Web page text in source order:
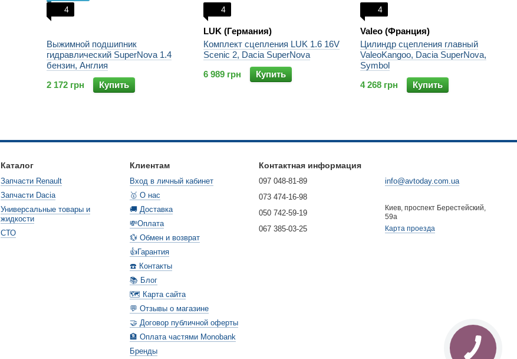
4
Выжимной подшипник
гидравлический SuperNova 1.4
бензин, Англия
2 172 грн
Купить
4
LUK (Германия)
Комплект сцепления LUK 1.6 16V
Scenic 2, Dacia SuperNova
6 989 грн
Купить
4
Valeo (Франция)
Цилиндр сцепления главный
ValeoKangoo, Dacia SuperNova,
Symbol
4 268 грн
Купить
Каталог
Запчасти Renault
Запчасти Dacia
Универсальные товары и
жидкости
СТО
Клиентам
Вход в личный кабинет
🥇 О нас
🚚 Доставка
💸Оплата
💱 Обмен и возврат
👍Гарантия
☎️ Контакты
📚 Блог
🗺️ Карта сайта
💬 Отзывы о магазине
🤝 Договор публичной оферты
🏦 Оплата частями Monobank
Бренды
Контактная информация
097 048-81-89
073 474-16-98
050 742-59-19
067 385-03-25
info@avtoday.com.ua
Киев, проспект Берестейский,
59а
Карта проезда